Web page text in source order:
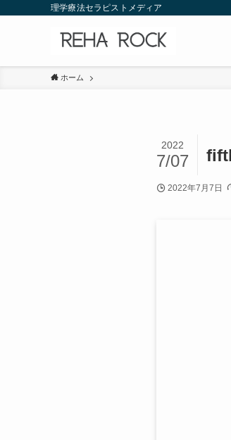
理学療法セラピストメディア
ホーム
2022
7/07
2022年7月7日